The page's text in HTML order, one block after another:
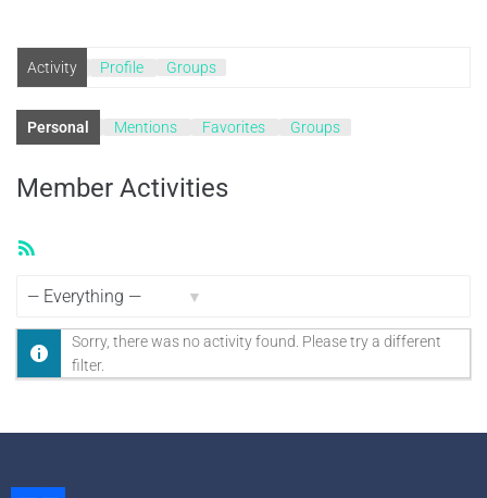
Activity Profile Groups
Personal Mentions Favorites Groups
Member Activities
Sorry, there was no activity found. Please try a different
filter.